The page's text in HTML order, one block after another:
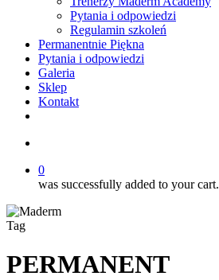
Pytania i odpowiedzi
Regulamin szkoleń
Permanentnie Piękna
Pytania i odpowiedzi
Galeria
Sklep
Kontakt
0
was successfully added to your cart.
Tag
PERMANENT